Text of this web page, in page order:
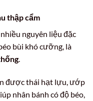
thập cẩm
nguyên liệu đặc
bùi khó cưỡng, là
.
được thái hạt lựu, ướp
nhân bánh có độ béo,